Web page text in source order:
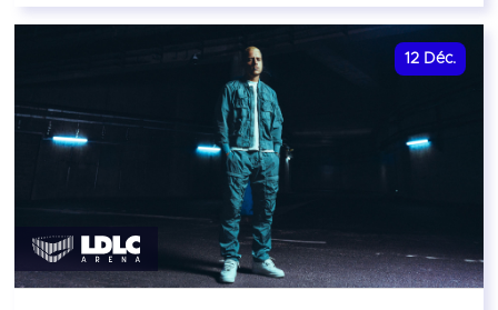
12 Déc.